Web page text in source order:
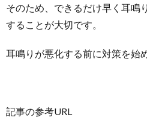
そのため、できるだけ早く耳鳴
することが大切です。
耳鳴りが悪化する前に対策を始
記事の参考URL